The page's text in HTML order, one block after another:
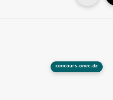
concours.onec.dz